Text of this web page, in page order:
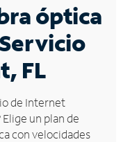
óptica
Servicio
FL
de Internet
un plan de
con velocidades